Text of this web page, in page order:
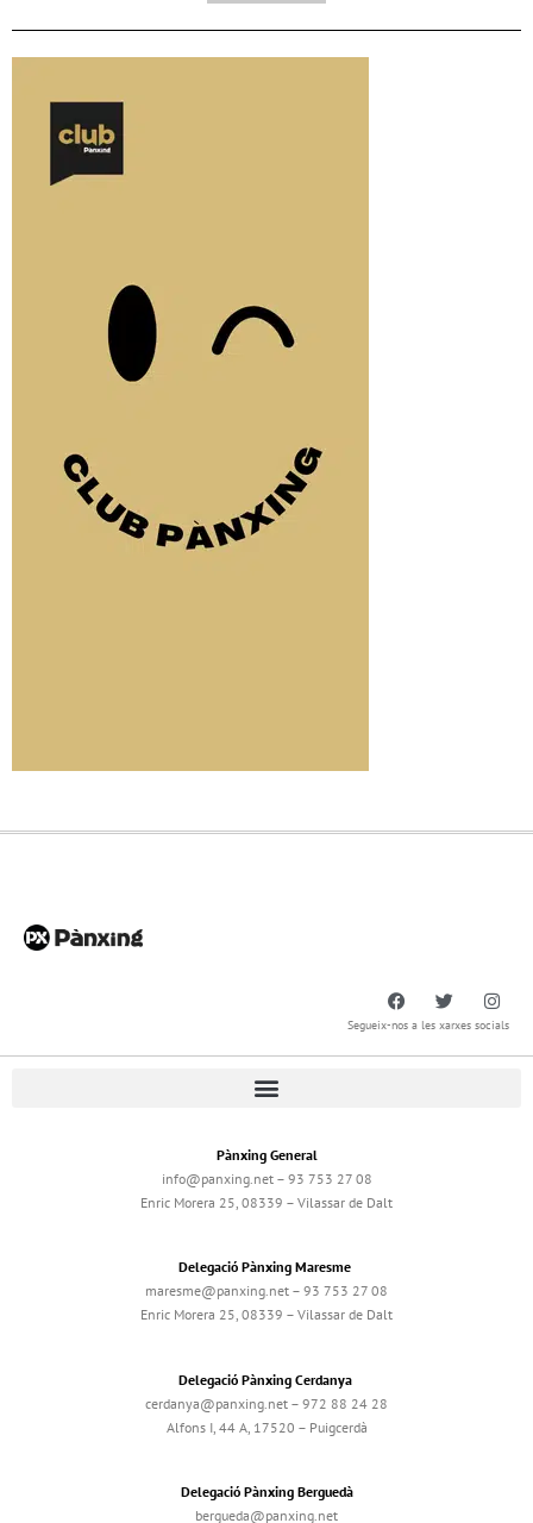
Segueix-nos a les xarxes socials
Pànxing General
info@panxing.net – 93 753 27 08
Enric Morera 25, 08339 – Vilassar de Dalt
Delegació Pànxing Maresme
maresme@panxing.net – 93 753 27 08
Enric Morera 25, 08339 – Vilassar de Dalt
Delegació Pànxing Cerdanya
cerdanya@panxing.net – 972 88 24 28
Alfons I, 44 A, 17520 – Puigcerdà
Delegació Pànxing Berguedà
bergueda@panxing.net